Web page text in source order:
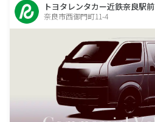
トヨタレンタカー近鉄奈良駅前
奈良市西御門町11-4